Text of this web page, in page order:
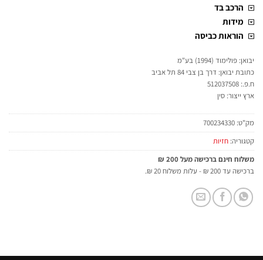
הרכב בד
מידות
הוראות כביסה
יבואן: פולימוד (1994) בע"מ
כתובת יבואן: דרך בן צבי 84 תל אביב
ח.פ.: 512037508
ארץ ייצור: סין
מק"ט: 700234330
קטגוריה: חזיות
משלוח חינם ברכישה מעל 200 ₪
ברכישה עד 200 ₪ - עלות משלוח 20 ₪.